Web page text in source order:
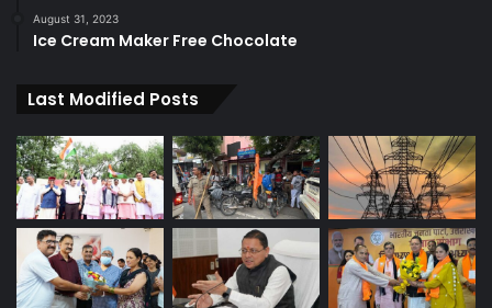
August 31, 2023
Ice Cream Maker Free Chocolate
Last Modified Posts